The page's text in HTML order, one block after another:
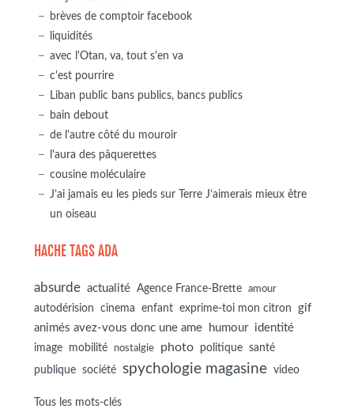
brèves de comptoir facebook
liquidités
avec l'Otan, va, tout s'en va
c'est pourrire
Liban public bans publics, bancs publics
bain debout
de l'autre côté du mouroir
l'aura des pâquerettes
cousine moléculaire
J’ai jamais eu les pieds sur Terre J’aimerais mieux être
un oiseau
HACHE TAGS ADA
absurde actualité Agence France-Brette amour
autodérision cinema enfant exprime-toi mon citron
gif
animés avez-vous donc une ame
humour identité
image mobilité nostalgie photo politique
santé
publique
société spychologie magasine video
Tous les mots-clés